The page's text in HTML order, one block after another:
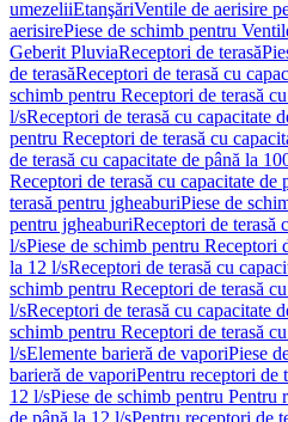
umezeliiEtanşăriVentile de aerisire
aerisirePiese de schimb pentru
Geberit PluviaReceptori de terasă
de terasăReceptori de terasă cu
schimb pentru Receptori de terasă
l/sReceptori de terasă cu capacitate
pentru Receptori de terasă cu
de terasă cu capacitate de până la
Receptori de terasă cu capacitate de
terasă pentru jgheaburiPiese de
pentru jgheaburiReceptori de terasă
l/sPiese de schimb pentru Receptori
la 12 l/sReceptori de terasă cu
schimb pentru Receptori de terasă
l/sReceptori de terasă cu capacitate
schimb pentru Receptori de terasă
l/sElemente barieră de vaporiPiese
barieră de vaporiPentru receptori de
12 l/sPiese de schimb pentru Pentru
de până la 12 l/sPentru receptori de